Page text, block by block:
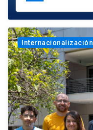
Internacionalización